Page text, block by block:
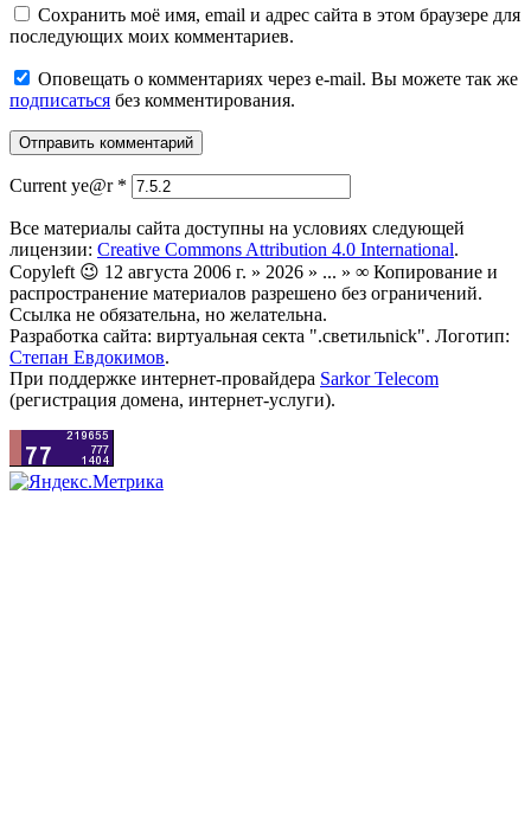
Сохранить моё имя, email и адрес сайта в этом браузере для
последующих моих комментариев.
Оповещать о комментариях через e-mail. Вы можете так же
подписаться без комментирования.
Current ye@r *
Все материалы сайта доступны на условиях следующей
лицензии: Creative Commons Attribution 4.0 International.
Copyleft 😉 12 августа 2006 г. » 2026 » ... » ∞ Копирование и
распространение материалов разрешено без ограничений.
Ссылка не обязательна, но желательна.
Разработка сайта: виртуальная секта ".светильnick". Логотип:
Степан Евдокимов.
При поддержке интернет-провайдера Sarkor Telecom
(регистрация домена, интернет-услуги).